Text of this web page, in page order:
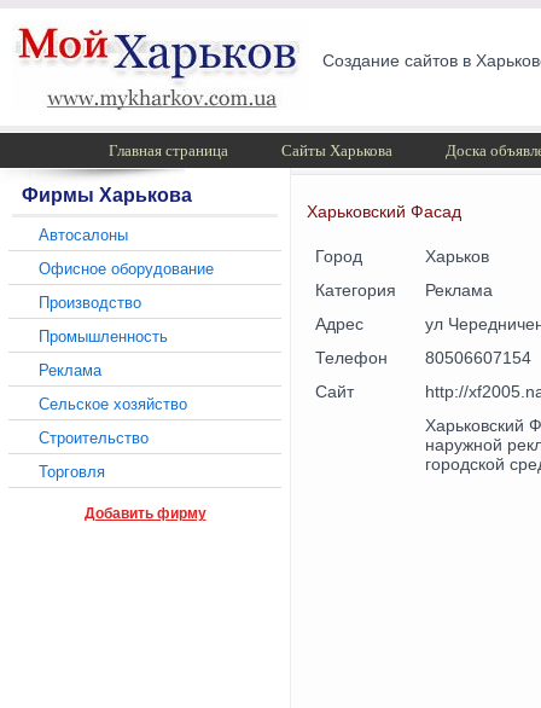
Создание сайтов в
Главная страница Сайты Харькова Доска
Фирмы Харькова
Автосалоны
Офисное оборудование
Производство
Промышленность
Реклама
Сельское хозяйство
Строительство
Торговля
Добавить фирму
Харьковский Фасад
Город
Харьков
Категория
Реклама
Адрес
ул
Телефон
80506607154
Сайт
http://
Харьковский
наружной
городской